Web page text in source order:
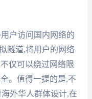
户访问国内网络的
隧道,将用户的网络
仅可以绕过网络限
。值得一提的是,不
外华人群体设计,在